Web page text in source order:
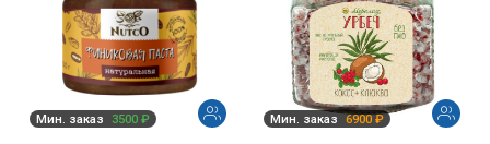
Мин. заказ 3500 ₽ Мин. заказ 6900 ₽